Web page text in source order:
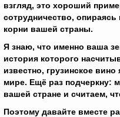
взгляд, это хороший
сотрудничество,
корни вашей страны.
Я знаю, что именно ваша
история которого
известно, грузинское
мире. Ещё раз подчеркну:
вашей стране и считаем,
Поэтому давайте вместе